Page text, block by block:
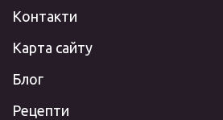
Контакти
Карта сайту
Блог
Рецепти